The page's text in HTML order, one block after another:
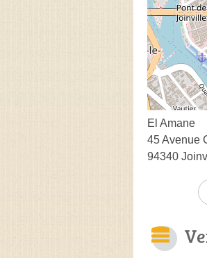
El Amane
45 Avenue
94340